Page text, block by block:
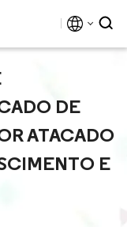
DE
ATACADO
E